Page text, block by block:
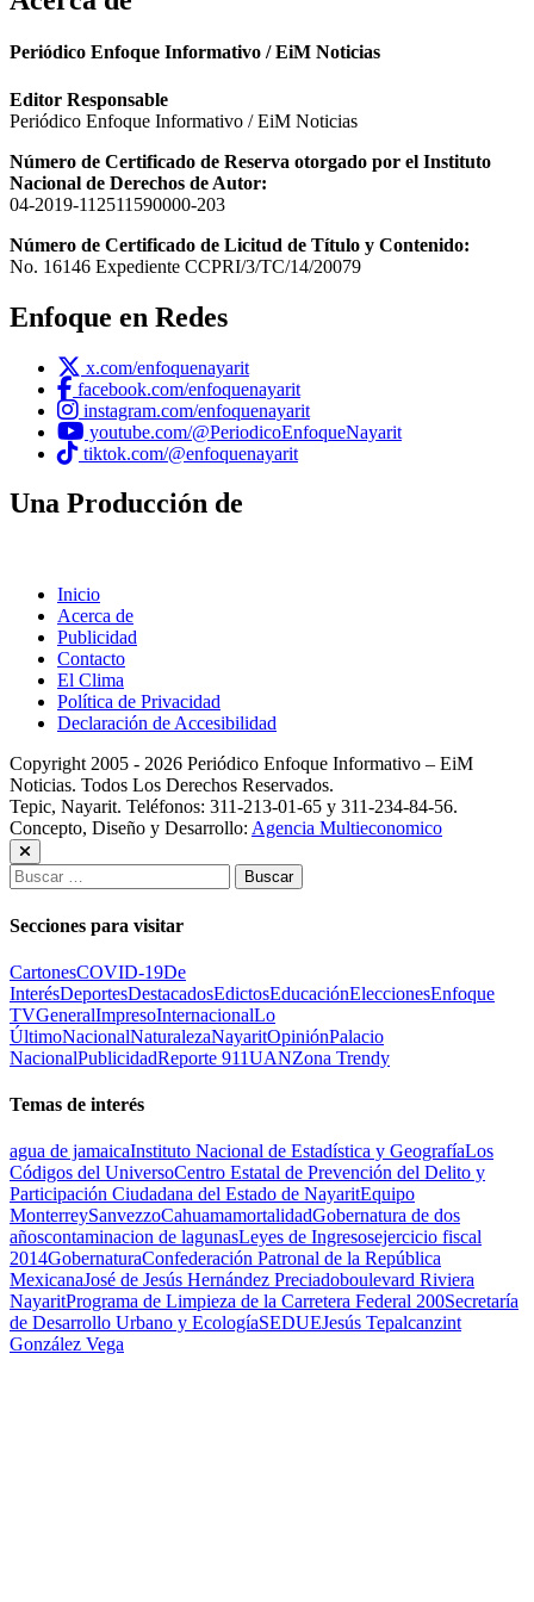
Periódico Enfoque Informativo / EiM Noticias
Editor Responsable
Periódico Enfoque Informativo / EiM Noticias
Número de Certificado de Reserva otorgado por el Instituto
Nacional de Derechos de Autor:
04-2019-112511590000-203
Número de Certificado de Licitud de Título y Contenido:
No. 16146 Expediente CCPRI/3/TC/14/20079
Enfoque en Redes
x.com/enfoquenayarit
facebook.com/enfoquenayarit
instagram.com/enfoquenayarit
youtube.com/@PeriodicoEnfoqueNayarit
tiktok.com/@enfoquenayarit
Una Producción de
Inicio
Acerca de
Publicidad
Contacto
El Clima
Política de Privacidad
Declaración de Accesibilidad
Copyright 2005 - 2026 Periódico Enfoque Informativo – EiM
Noticias. Todos Los Derechos Reservados.
Tepic, Nayarit. Teléfonos: 311-213-01-65 y 311-234-84-56.
Concepto, Diseño y Desarrollo: Agencia Multieconomico
Buscar:
Secciones para visitar
CartonesCOVID-19De
InterésDeportesDestacadosEdictosEducaciónEleccionesEnfoque
TVGeneralImpresoInternacionalLo
ÚltimoNacionalNaturalezaNayaritOpiniónPalacio
NacionalPublicidadReporte 911UANZona Trendy
Temas de interés
agua de jamaicaInstituto Nacional de Estadística y GeografíaLos
Códigos del UniversoCentro Estatal de Prevención del Delito y
Participación Ciudadana del Estado de NayaritEquipo
MonterreySanvezzoCahuamamortalidadGobernatura de dos
añoscontaminacion de lagunasLeyes de Ingresosejercicio fiscal
2014GobernaturaConfederación Patronal de la República
MexicanaJosé de Jesús Hernández Preciadoboulevard Riviera
NayaritPrograma de Limpieza de la Carretera Federal 200Secretaría
de Desarrollo Urbano y EcologíaSEDUEJesús Tepalcanzint
González Vega